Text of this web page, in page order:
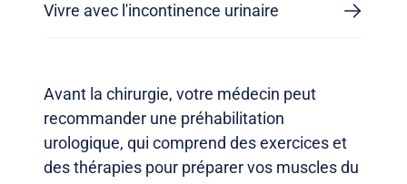
Vivre avec l'incontinence urinaire
Avant la chirurgie, votre médecin peut
recommander une préhabilitation
urologique, qui comprend des exercices et
des thérapies pour préparer vos muscles du